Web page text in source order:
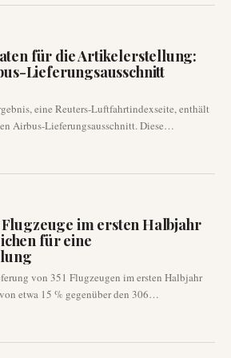
Ergebnis beigetragen hat.
für die Artikelerstellung:
Lieferungsausschnitt
eine Reuters-Luftfahrtindexseite, enthält
Airbus-Lieferungsausschnitt. Diese
aus, um einen umfassenden, faktischen und
zu produzieren, ist detaillierteres und
im ersten Halbjahr
für eine
von 351 Flugzeugen im ersten Halbjahr
etwa 15 % gegenüber den 306
2025 entspricht. Das Unternehmen
bei. Diese Leistung ist ein entscheidendes